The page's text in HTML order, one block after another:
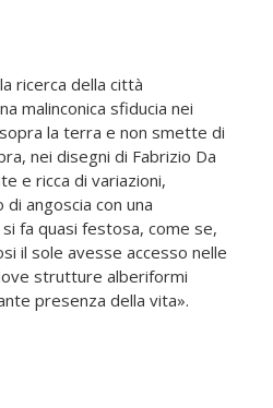
ricerca della città
malinconica sfiducia nei
la terra e non smette di
nei disegni di Fabrizio Da
e ricca di variazioni,
angoscia con una
fa quasi festosa, come se,
il sole avesse accesso nelle
strutture alberiformi
presenza della vita».